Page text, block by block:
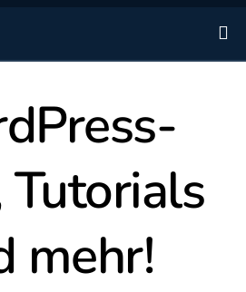
mehr!